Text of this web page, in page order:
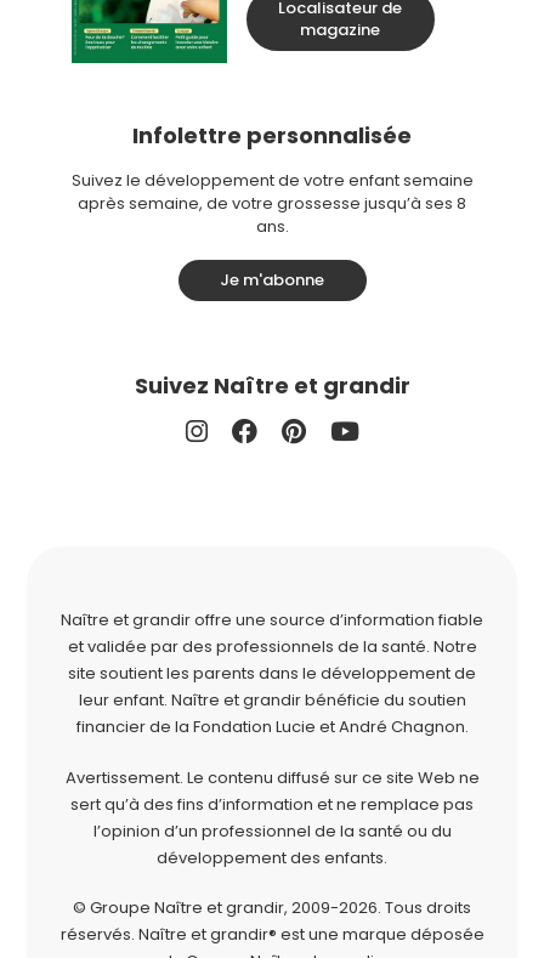
Localisateur de
magazine
Infolettre personnalisée
Suivez le développement de votre enfant semaine
après semaine, de votre grossesse jusqu’à ses 8
ans.
Je m'abonne
Suivez Naître et grandir
Naître et grandir offre une source d’information fiable
et validée par des professionnels de la santé. Notre
site soutient les parents dans le développement de
leur enfant. Naître et grandir bénéficie du soutien
financier de la Fondation Lucie et André Chagnon.
Avertissement. Le contenu diffusé sur ce site Web ne
sert qu’à des fins d’information et ne remplace pas
l’opinion d’un professionnel de la santé ou du
développement des enfants.
© Groupe Naître et grandir, 2009-2026. Tous droits
réservés. Naître et grandir® est une marque déposée